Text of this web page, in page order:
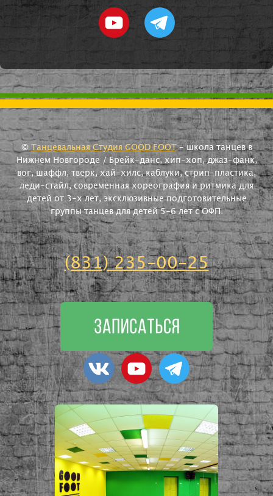
© Танцевальная Студия GOOD FOOT- школа танцев в
Нижнем Новгороде / Брейк-данс, хип-хоп, джаз-фанк,
вог, шаффл, тверк, хай-хилс, каблуки, стрип-пластика,
леди-стайл, современная хореография и ритмика для
детей от 3-х лет, эксклюзивные подготовительные
группы танцев для детей 5-6 лет с ОФП.
(831) 235-00-25